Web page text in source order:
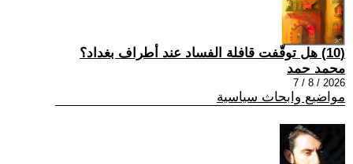
(10) هل توقّفت قافلة الفساد عند أطراف بغداد؟
محمد حمد
2026 / 8 / 7
مواضيع وابحاث سياسية